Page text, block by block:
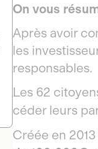
On vous
Après avoir
les
responsables.
Les 62
céder leurs
Créée en